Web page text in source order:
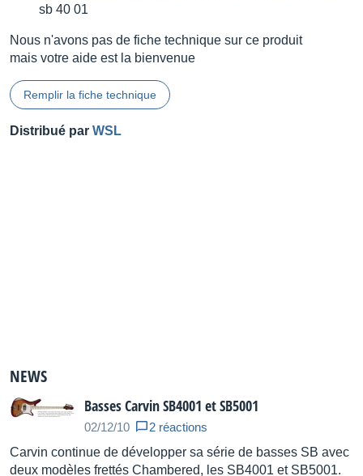
sb 40 01
Nous n'avons pas de fiche technique sur ce produit
mais votre aide est la bienvenue
Remplir la fiche technique
Distribué par WSL
NEWS
Basses Carvin SB4001 et SB5001
02/12/10
2 réactions
Carvin continue de développer sa série de basses SB avec
deux modèles frettés Chambered, les SB4001 et SB5001.